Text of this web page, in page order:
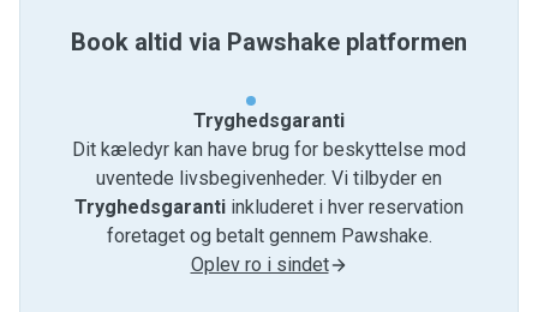
Book altid via Pawshake platformen
Tryghedsgaranti
Dit kæledyr kan have brug for beskyttelse mod
uventede livsbegivenheder. Vi tilbyder en
Tryghedsgaranti inkluderet i hver reservation
foretaget og betalt gennem Pawshake.
Oplev ro i sindet